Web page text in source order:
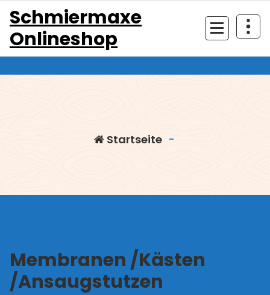
Inhalt
springen
Schmiermaxe
Onlineshop
Startseite-
Membranen /Kästen
/Ansaugstutzen